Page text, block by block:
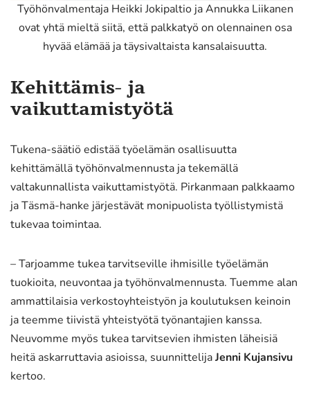
Työhönvalmentaja Heikki Jokipaltio ja Annukka Liikanen
ovat yhtä mieltä siitä, että palkkatyö on olennainen osa
hyvää elämää ja täysivaltaista kansalaisuutta.
Kehittämis- ja
vaikuttamistyötä
Tukena-säätiö edistää työelämän osallisuutta
kehittämällä työhönvalmennusta ja tekemällä
valtakunnallista vaikuttamistyötä. Pirkanmaan palkkaamo
ja Täsmä-hanke järjestävät monipuolista työllistymistä
tukevaa toimintaa.
– Tarjoamme tukea tarvitseville ihmisille työelämän
tuokioita, neuvontaa ja työhönvalmennusta. Tuemme alan
ammattilaisia verkostoyhteistyön ja koulutuksen keinoin
ja teemme tiivistä yhteistyötä työnantajien kanssa.
Neuvomme myös tukea tarvitsevien ihmisten läheisiä
heitä askarruttavia asioissa, suunnittelijaJenni Kujansivu
kertoo.